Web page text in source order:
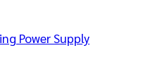
Power Supply